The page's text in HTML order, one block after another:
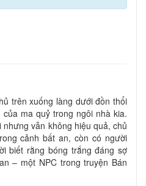
trên xuống làng dưới đồn thổi
ma quỷ trong ngôi nhà kia.
vẫn không hiệu quả, chủ
cảnh bất an, còn có người
biết rằng bóng trắng đáng sợ
– một NPC trong truyện Bán